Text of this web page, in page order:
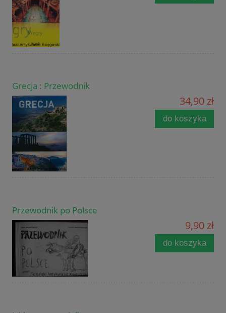
Grecja : Przewodnik
34,90 zł
do koszyka
Przewodnik po Polsce
9,90 zł
do koszyka